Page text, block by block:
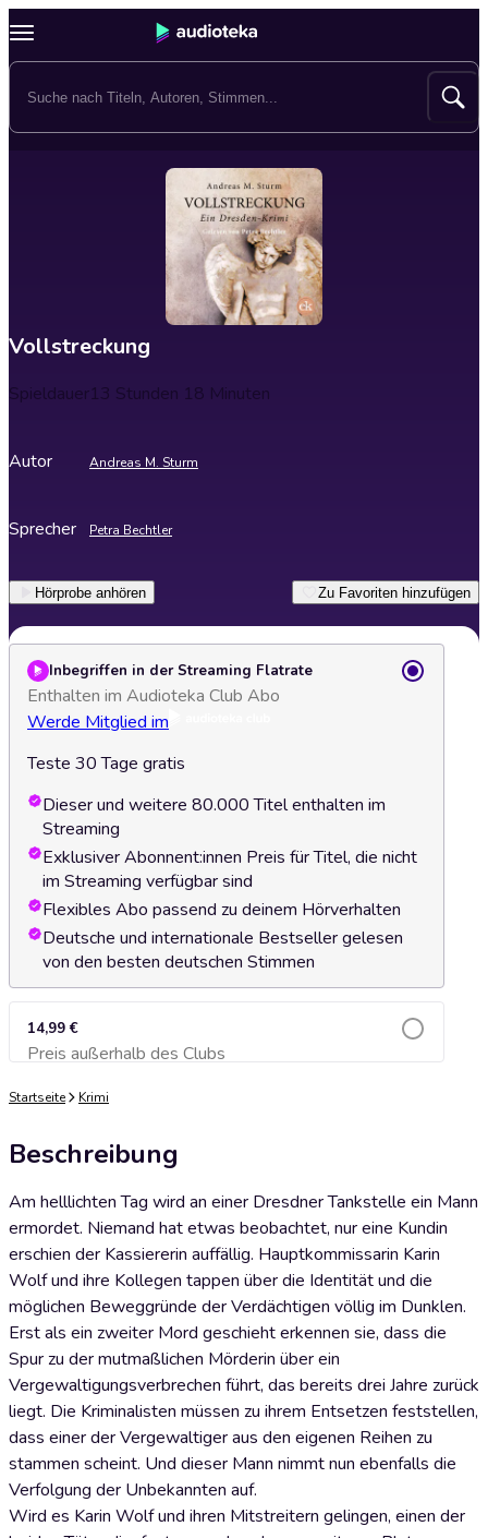
Vollstreckung
Spieldauer13 Stunden 18 Minuten
Autor Andreas M. Sturm
Sprecher Petra Bechtler
Hörprobe anhören Zu Favoriten hinzufügen
Inbegriffen in der Streaming Flatrate
Enthalten im Audioteka Club Abo
Werde Mitglied im
Teste 30 Tage gratis
Dieser und weitere 80.000 Titel enthalten im
Streaming
Exklusiver Abonnent:innen Preis für Titel, die nicht
im Streaming verfügbar sind
Flexibles Abo passend zu deinem Hörverhalten
Deutsche und internationale Bestseller gelesen
von den besten deutschen Stimmen
14,99 €
Preis außerhalb des ClubsZum Warenkorb hinzufügen
Startseite Krimi
Beschreibung
Am helllichten Tag wird an einer Dresdner Tankstelle ein Mann
ermordet. Niemand hat etwas beobachtet, nur eine Kundin
erschien der Kassiererin auffällig. Hauptkommissarin Karin
Wolf und ihre Kollegen tappen über die Identität und die
möglichen Beweggründe der Verdächtigen völlig im Dunklen.
Erst als ein zweiter Mord geschieht erkennen sie, dass die
Spur zu der mutmaßlichen Mörderin über ein
Vergewaltigungsverbrechen führt, das bereits drei Jahre zurück
liegt. Die Kriminalisten müssen zu ihrem Entsetzen feststellen,
dass einer der Vergewaltiger aus den eigenen Reihen zu
stammen scheint. Und dieser Mann nimmt nun ebenfalls die
Verfolgung der Unbekannten auf.
Wird es Karin Wolf und ihren Mitstreitern gelingen, einen der